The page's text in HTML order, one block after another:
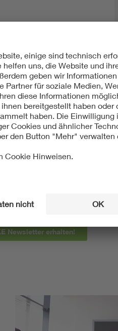
sind Sie immer top
Entwicklungen in der
Arbeitsergebnisse,
frühzeitig über zukünftige
Newsletter erhalten!